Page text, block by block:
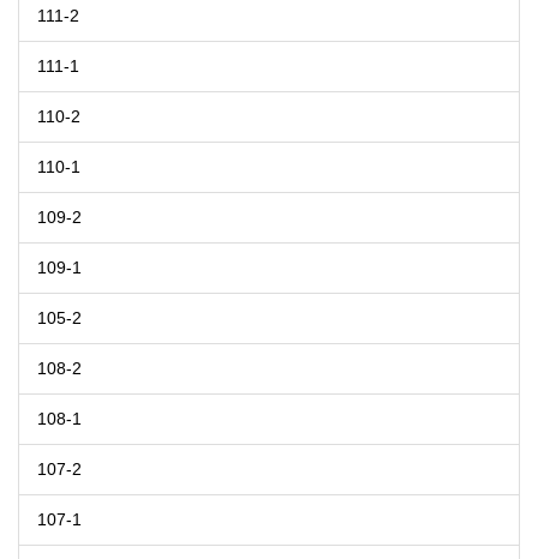
111-2
111-1
110-2
110-1
109-2
109-1
105-2
108-2
108-1
107-2
107-1